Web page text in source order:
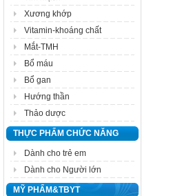
Xương khớp
Vitamin-khoáng chất
Mắt-TMH
Bổ máu
Bổ gan
Hướng thần
Thảo dược
THỰC PHẨM CHỨC NĂNG
Dành cho trẻ em
Dành cho Người lớn
MỸ PHẨM&TBYT